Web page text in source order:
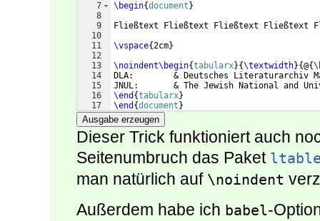
7
8
9
10
11
12
13
14
15
16
17
\begin{document }
Fließtext Fließtext Fließtext Fließtext
\vspace{2cm}
\noindent\begin{tabularx}{\textwidth}{@{
DLA:        & Deutsches Literaturarchiv
JNUL:       & The Jewish National and
\end {tabularx}
\end {document }
Ausgabe erzeugen
Dieser Trick funktioniert auch
Seitenumbruch das Paket
man natürlich auf \noindent
Außerdem habe ich babel-